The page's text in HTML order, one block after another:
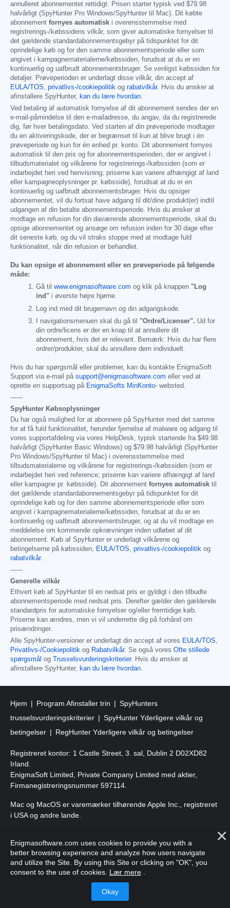
annulleret abonnementet rettidigt. Prisen starter typisk ved $79.98
halvårligt (SpyHunter Pro Windows/SpyHunter til Mac). Dit købte
abonnement fornyes automatisk i overensstemmelse med
registrerings-/købssidens vilkår, som giver automatiske fornyelser til
det gældende standardabonnementsgebyr på tidspunktet for dit
oprindelige køb og for den samme abonnementsperiode eller som
angivet i kampagnematerialerne/købssiden, forudsat at du er en
kontinuerlig og uafbrudt abonnementsbruger. Se venligst købssiden for
detaljer. Prøveperioden er underlagt disse vilkår, din accept af
EULA/TOS, privatlivs-/cookiepolitik og rabatvilkår. Hvis du ønsker at
afinstallere SpyHunter, kan du lære hvordan.
Ved betaling af automatisk fornyelse af dit abonnement sendes der en
e-mail-påmindelse til den e-mailadresse, du angav, da du registrerede
dig, før hver betalingsdato. Ved starten af din prøveperiode modtager
du en aktiveringskode, der er begrænset til kun at blive brugt i én
prøveperiode og kun for én enhed pr. konto. Dit abonnement fornyes
automatisk til den pris og for abonnementsperioden, der er angivet i
tilbudsmaterialet og vilkårene for registrerings-/købssiden (som er
indarbejdet heri ved henvisning; priserne kan variere afhængigt af land
eller kampagneoplysninger pr. købsside), forudsat at du er en
kontinuerlig og uafbrudt abonnementsbruger. Hvis du opsiger
abonnementet, vil du fortsat have adgang til dit/dine produkt(er) indtil
udgangen af din betalte abonnementsperiode. Hvis du ønsker at
modtage en refusion for din daværende abonnementsperiode, skal du
opsige abonnementet og ansøge om refusion inden for 30 dage efter
dit seneste køb, og du vil straks stoppe med at modtage fuld
funktionalitet, når din refusion er behandlet.
Du kan opsige et abonnement eller en prøveperiode på følgende
måde:
Gå til www.enigmasoftware.com og klik på knappen "Log
ind" i øverste højre hjørne.
Log ind med dit brugernavn og din adgangskode.
I navigationsmenuen skal du gå til "Ordre/Licenser". Ud for
din ordre/licens er der en knap til at annullere dit
abonnement, hvis det er relevant. Bemærk: Hvis du har flere
ordrer/produkter, skal du annullere dem individuelt.
Hvis du har spørgsmål eller problemer, kan du kontakte EnigmaSoft
Support via e-mail på support@enigmasoftware.com eller ved at
oprette en supportsag på EnigmaSofts MinKonto- websted.
------
SpyHunter Købsoplysninger
Du har også mulighed for at abonnere på SpyHunter med det samme
for at få fuld funktionalitet, herunder fjernelse af malware og adgang til
vores supportafdeling via vores HelpDesk, typisk startende fra $49.98
halvårligt (SpyHunter Basic Windows) og $79.98 halvårligt (SpyHunter
Pro Windows/SpyHunter til Mac) i overensstemmelse med
tilbudsmaterialerne og vilkårene for registrerings-/købssiden (som er
indarbejdet heri ved reference; priserne kan variere afhængigt af land
eller kampagne pr. købsside). Dit abonnement fornyes automatisk til
det gældende standardabonnementsgebyr på tidspunktet for dit
oprindelige køb og for den samme abonnementsperiode eller som
angivet i kampagnematerialerne/købssiden, forudsat at du er en
kontinuerlig og uafbrudt abonnementsbruger, og at du vil modtage en
meddelelse om kommende opkrævninger inden udløbet af dit
abonnement. Køb af SpyHunter er underlagt vilkårene og
betingelserne på købssiden, EULA/TOS, privatlivs-/cookiepolitik og
rabatvilkår.
------
Generelle vilkår
Ethvert køb af SpyHunter til en nedsat pris er gyldigt i den tilbudte
abonnementsperiode med nedsat pris. Derefter gælder den gældende
standardpris for automatiske fornyelser og/eller fremtidige køb.
Priserne kan ændres, men vi vil underrette dig på forhånd om
prisændringer.
Alle SpyHunter-versioner er underlagt din accept af vores EULA/TOS,
Privatlivs-/Cookiepolitik og Rabatvilkår. Se også vores Ofte stillede
spørgsmål og Trusselsvurderingskriterier. Hvis du ønsker at
afinstallere SpyHunter, kan du lære hvordan.
Hjem Program Afinstaller trin
SpyHunters
trusselsvurderingskriterier
SpyHunter Yderligere vilkår og
betingelser
RegHunter Yderligere vilkår og betingelser
Registreret kontor: 1 Castle Street, 3. sal, Dublin 2 D02XD82
Irland.
EnigmaSoft Limited, Private Company Limited med aktier,
Firmanegistreringsnummer 597114.
Mac og MacOS er varemærker tilhørende Apple Inc., registreret
i USA og andre lande.
forbeholdes.
Enigmasoftware.com uses cookies to provide you with a
better browsing experience and analyze how users navigate
and utilize the Site. By using this Site or clicking on "OK", you
consent to the use of cookies. Lær mere